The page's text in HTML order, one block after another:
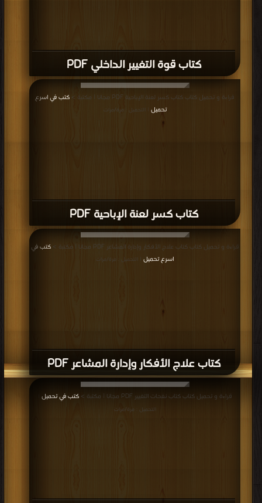
كتاب قوة التغيير الداخلي PDF
كتاب كسر لعنة الإباحية PDF
قراءة و تحميل كتاب كتاب كسر لعنة الإباحية PDF مجانا | مكتبة >
كتب في اسرع
تحميل
| التحميل : مرة/مرات
كتاب علاج الأفكار وإدارة المشاعر PDF
قراءة و تحميل كتاب كتاب علاج الأفكار وإدارة المشاعر PDF مجانا | مكتبة >
كتب في
اسرع تحميل
| التحميل : مرة/مرات
قراءة و تحميل كتاب كتاب نفحات التغيير PDF مجانا | مكتبة > كتب في تحميل
التحميل : مرة/مرات